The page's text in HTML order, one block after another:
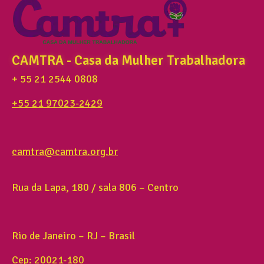
CAMTRA - Casa da Mulher Trabalhadora
+ 55 21 2544 0808
+55 21 97023-2429
camtra@camtra.org.br
Rua da Lapa, 180 / sala 806 – Centro
Rio de Janeiro – RJ – Brasil
Cep: 20021-180